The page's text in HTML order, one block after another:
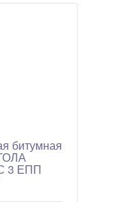
битумная
3 ЕПП